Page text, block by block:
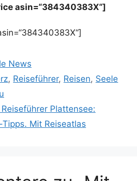
asin=“384340383X“]
News
, Reiseführer, Reisen, Seele
Reiseführer Plattensee:
Mit Reiseatlas